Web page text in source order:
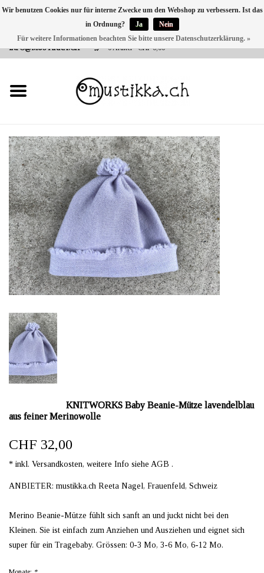
VERSANDKOSTEN 0 CHF INNERHALB CH | INT. VERSAND ÜBER
INFO@MUSTIKKA.CH
0 Artikel - CHF 0,00
NEU BEI UNS
SHOP - A PIECE OF
FINLAND FOR YOU
Marken
Kontakt
KNITWORKS Baby Beanie-Mütze lavendelblau
aus feiner Merinowolle
CHF 32,00
* inkl. Versandkosten, weitere Info siehe AGB .
ANBIETER: mustikka.ch Reeta Nagel, Frauenfeld, Schweiz
Merino Beanie-Mütze fühlt sich sanft an und juckt nicht bei den
Kleinen. Sie ist einfach zum Anziehen und Ausziehen und eignet sich
super für ein Tragebaby. Grössen: 0-3 Mo, 3-6 Mo, 6-12 Mo.
Wir benutzen Cookies nur für interne Zwecke um den Webshop zu verbessern. Ist das
in Ordnung?
Ja
Nein
Für weitere Informationen beachten Sie bitte unsere Datenschutzerklärung. »